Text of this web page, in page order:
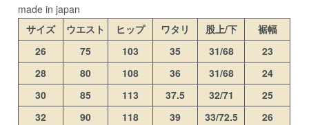
made in japan
サイズ
ウエスト ヒップ ワタリ 股上/下
裾幅
26
75 103 35 31/68
23
28
80 108 36 31/68
24
30
85 113 37.5 32/71
25
32
90 118 39 33/72.5
26